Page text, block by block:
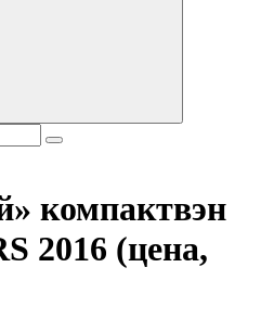
компактвэн
2016 (цена,